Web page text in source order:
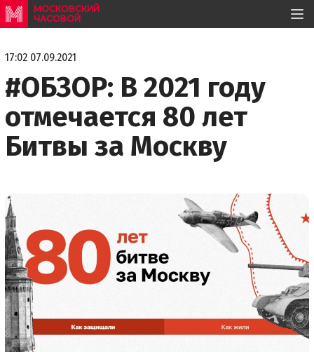
МОСКОВСКИЙ
ЧАСОВОЙ
17:02 07.09.2021
#ОБЗОР: В 2021 году
отмечается 80 лет
Битвы за Москву